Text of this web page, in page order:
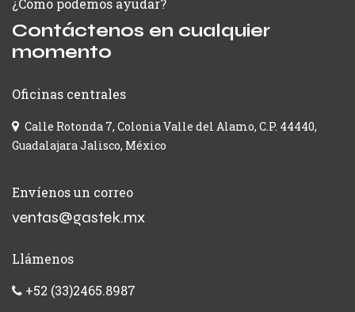
Contáctenos en cualquier
momento
Oficinas centrales
Calle Rotonda 7, Colonia Valle del Alamo, C.P. 44440,
Guadalajara Jalisco, México
Envíenos un correo
ventas@gastek.mx
Llámenos
+52 (33)2465.8987